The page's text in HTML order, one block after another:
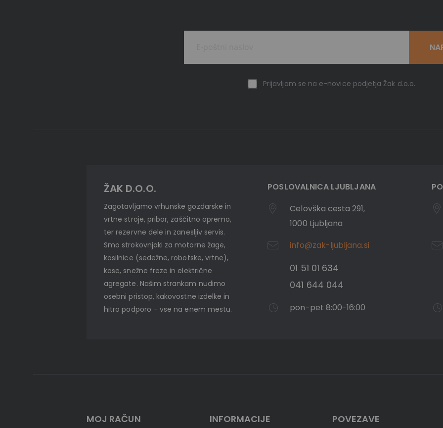
Prijavljam se na e-novice podjetja Žak d.o.o.
ŽAK D.O.O.
Zagotavljamo vrhunske gozdarske in
vrtne stroje, pribor, zaščitno opremo,
ter rezervne dele in zanesljiv servis.
Smo strokovnjaki za motorne žage,
kosilnice (sedežne, robotske, vrtne),
kose, snežne freze in električne
agregate. Našim strankam nudimo
osebni pristop, kakovostne izdelke in
hitro podporo – vse na enem mestu.
POSLOVALNICA LJUBLJANA
Celovška cesta 291,
1000 Ljubljana
info@zak-ljubljana.si
01 51 01 634
041 644 044
pon-pet 8:00-16:00
MOJ RAČUN INFORMACIJE POVEZAVE